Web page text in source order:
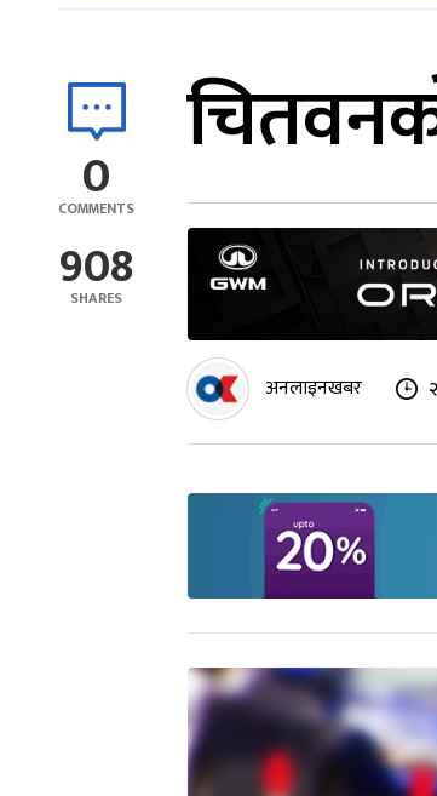
0
COMMENTS
908
SHARES
अनलाइनखबर